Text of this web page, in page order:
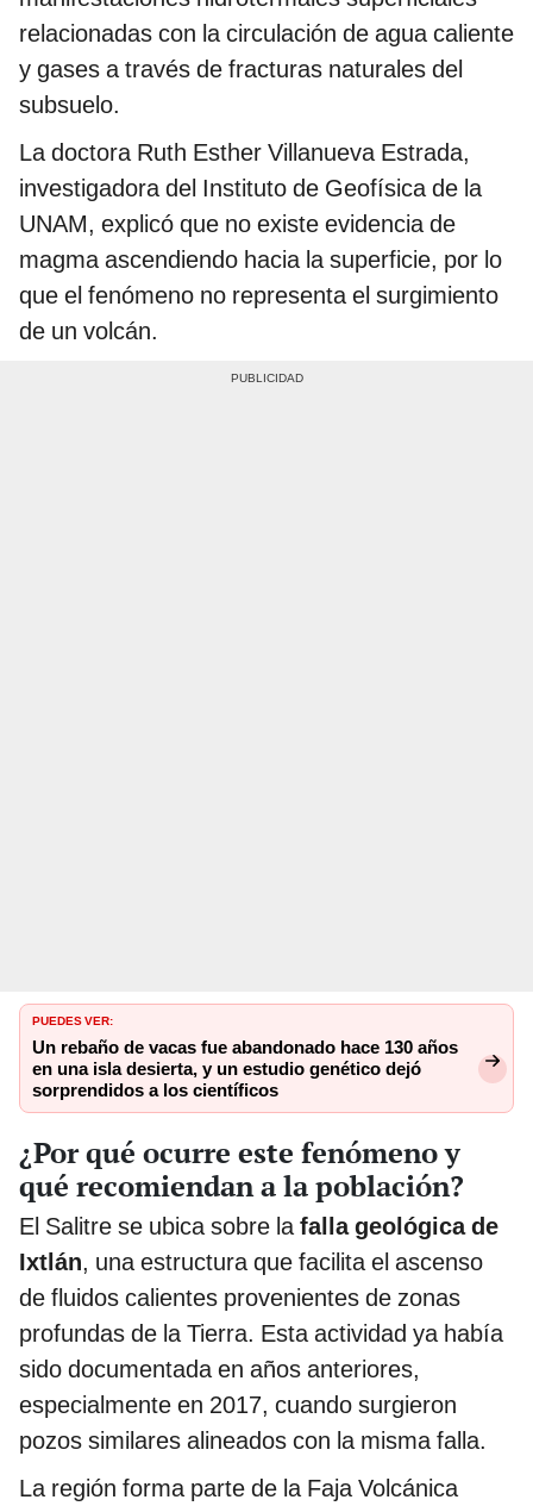
relacionadas con la circulación de agua caliente
y gases a través de fracturas naturales del
subsuelo.
La doctora Ruth Esther Villanueva Estrada,
investigadora del Instituto de Geofísica de la
UNAM, explicó que no existe evidencia de
magma ascendiendo hacia la superficie, por lo
que el fenómeno no representa el surgimiento
de un volcán.
PUEDES VER:
Un rebaño de vacas fue abandonado hace 130 años
en una isla desierta, y un estudio genético dejó
sorprendidos a los científicos
¿Por qué ocurre este fenómeno y
qué recomiendan a la población?
El Salitre se ubica sobre lafalla geológica de
Ixtlán, una estructura que facilita el ascenso
de fluidos calientes provenientes de zonas
profundas de la Tierra. Esta actividad ya había
sido documentada en años anteriores,
especialmente en 2017, cuando surgieron
pozos similares alineados con la misma falla.
La región forma parte de la Faja Volcánica